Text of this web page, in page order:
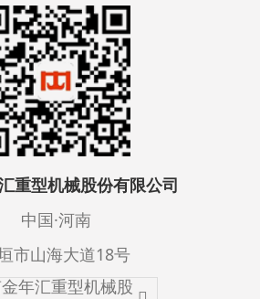
重型机械股份有限公司
中国·河南
市山海大道18号
年汇重型机械股